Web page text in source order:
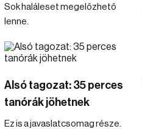
Sok haláleset megelőzhető
lenne.
Alsó tagozat: 35 perces
tanórák jöhetnek
Ez is a javaslatcsomag része.